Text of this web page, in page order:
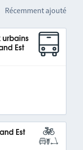
Récemment ajouté
urbains
Est
Est